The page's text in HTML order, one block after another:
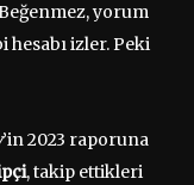
yorum
hesabı izler. Peki
’in 2023 raporuna
, takip ettikleri